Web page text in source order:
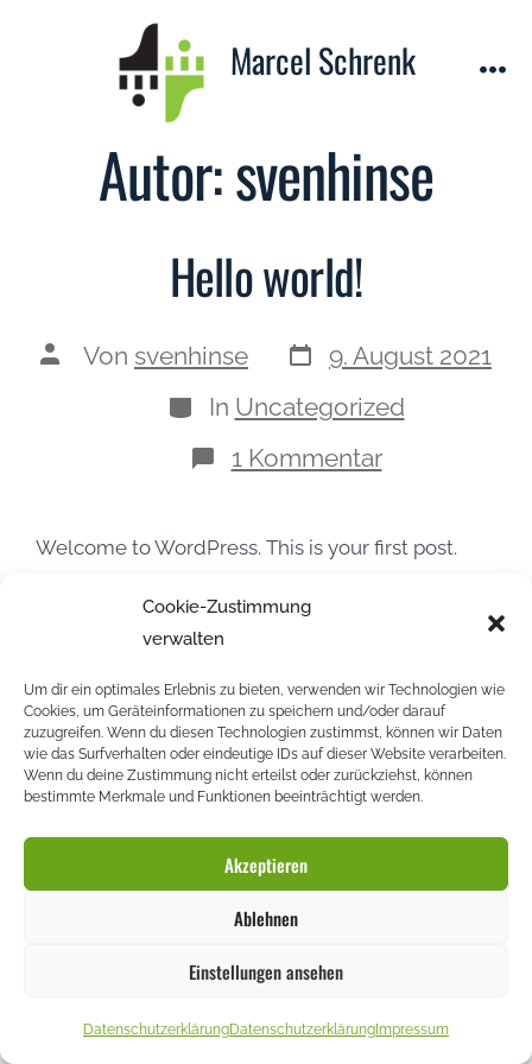
Cookie-Zustimmung
verwalten
Um dir ein optimales Erlebnis zu bieten, verwenden wir Technologien wie
Cookies, um Geräteinformationen zu speichern und/oder darauf
zuzugreifen. Wenn du diesen Technologien zustimmst, können wir Daten
wie das Surfverhalten oder eindeutige IDs auf dieser Website verarbeiten.
Wenn du deine Zustimmung nicht erteilst oder zurückziehst, können
bestimmte Merkmale und Funktionen beeinträchtigt werden.
Akzeptieren
Ablehnen
Einstellungen ansehen
DatenschutzerklärungDatenschutzerklärung Impressum
Marcel Schrenk
Autor:svenhinse
Hello world!
AutorVon svenhinse
Datum
des
Beitrags
9. August 2021
Kategorien
In Uncategorized
1 Kommentarzu
Hello
Welcome to WordPress. This is your first post.
Impressum
Datenschutzerklärung
Marcel Schrenk